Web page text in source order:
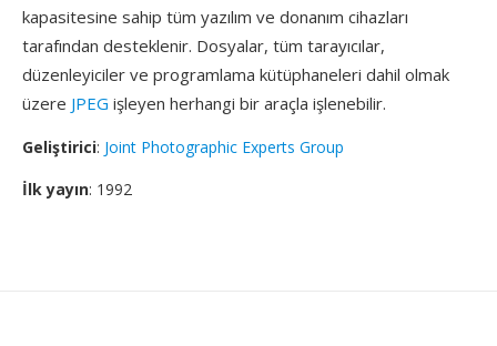
kapasitesine sahip tüm yazılım ve donanım cihazları
tarafından desteklenir. Dosyalar, tüm tarayıcılar,
düzenleyiciler ve programlama kütüphaneleri dahil olmak
üzere JPEG işleyen herhangi bir araçla işlenebilir.
Geliştirici: Joint Photographic Experts Group
İlk yayın: 1992